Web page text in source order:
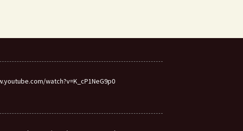
watch?v=K_cP1NeG9p0